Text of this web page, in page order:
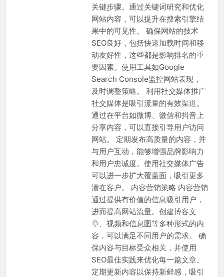
关键步骤。通过关键词研究和优化
网站内容，可以提升在搜索引擎结
果中的可见性。 确保网站的技术
SEO良好，包括快速加载时间和移
动友好性，这些都是影响排名的重
要因素。使用工具如Google
Search Console监控网站表现，
及时调整策略。 利用社交媒体推广
社交媒体是吸引流量的有效渠道。
通过在平台如微博、微信和抖音上
分享内容，可以直接引导用户访问
网站。 定期发布高质量的内容，并
与用户互动，能够增强品牌影响力
和用户忠诚度。使用社交媒体广告
可以进一步扩大覆盖面，吸引更多
潜在客户。 内容营销策略 内容营销
通过提供有价值的信息吸引用户，
进而提高网站流量。创建博客文
章、视频和信息图等多种形式的内
容，可以满足不同用户的需求。 确
保内容与目标受众相关，并使用
SEO最佳实践来优化每一篇文章。
定期更新内容以保持新鲜感，吸引